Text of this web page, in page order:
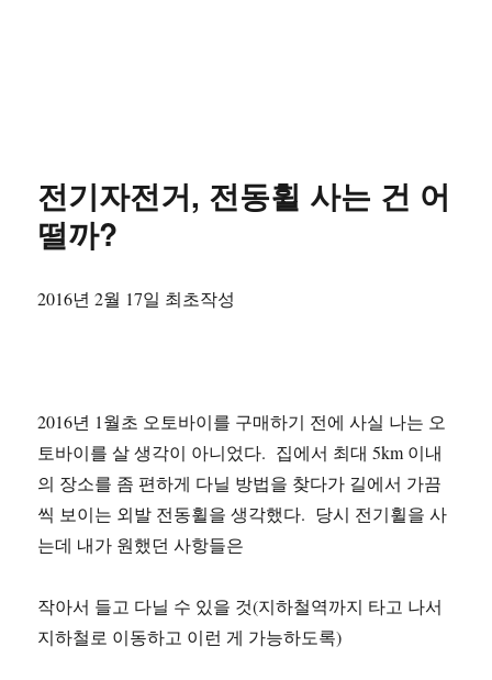
전기자전거, 전동휠 사는 건 어
떨까?
2016년 2월 17일 최초작성
2016년 1월초 오토바이를 구매하기 전에 사실 나는 오
토바이를 살 생각이 아니었다. 집에서 최대 5km 이내
의 장소를 좀 편하게 다닐 방법을 찾다가 길에서 가끔
씩 보이는 외발 전동휠을 생각했다. 당시 전기휠을 사
는데 내가 원했던 사항들은
작아서 들고 다닐 수 있을 것(지하철역까지 타고 나서
지하철로 이동하고 이런 게 가능하도록)